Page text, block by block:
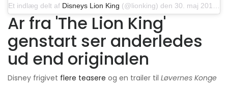
Et indlæg delt af Disneys Lion King (@lionking) den 30. maj 2019 kl. 9:00 PDT
Ar fra 'The Lion King'
genstart ser anderledes
ud end originalen
Disney frigivet flere teasere og en trailer til Løvernes Konge